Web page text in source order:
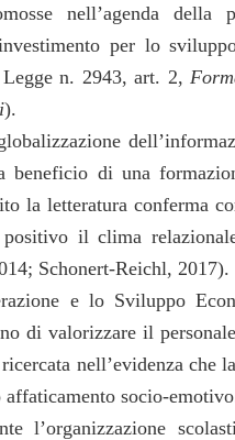
nell’agenda della
per lo
n. 2943, art. 2,
).
beneficio di una
la letteratura conferma
positivo il clima
Schonert-Reichl, 2017).
e lo Sviluppo
di valorizzare il
nell’evidenza che
socio-
l’organizzazione